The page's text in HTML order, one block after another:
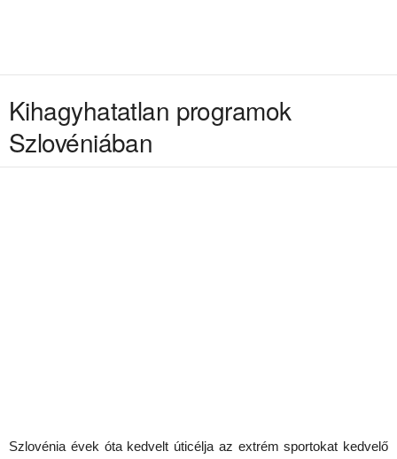
Kihagyhatatlan programok
Szlovéniában
Szlovénia évek óta kedvelt úticélja az extrém sportokat kedvelő